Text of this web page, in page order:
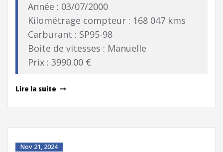
Année : 03/07/2000
Kilométrage compteur : 168 047 kms
Carburant : SP95-98
Boite de vitesses : Manuelle
Prix : 3990.00 €
Lire la suite
Nov 21, 2024